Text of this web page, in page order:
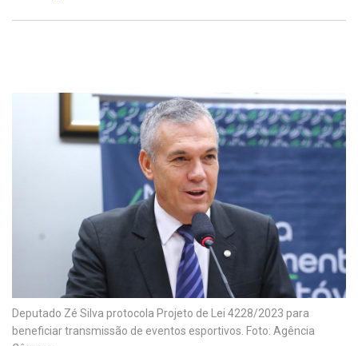
Deputado Zé Silva protocola Projeto de Lei 4228/2023 para
beneficiar transmissão de eventos esportivos. Foto: Agência